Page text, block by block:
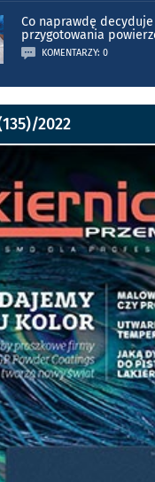
Co naprawdę
przygotowania
KOMENTARZY: 0
2022